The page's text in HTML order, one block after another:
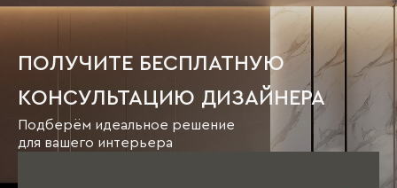
ПОЛУЧИТЕ БЕСПЛАТНУЮ
КОНСУЛЬТАЦИЮ ДИЗАЙНЕРА
Подберём идеальное решение
для вашего интерьера